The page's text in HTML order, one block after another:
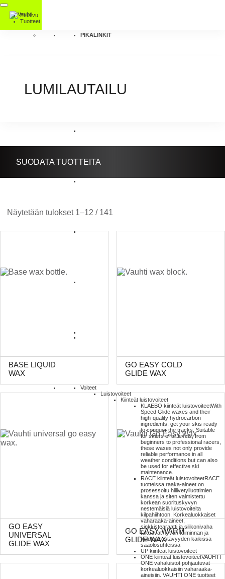
Etusivu
Tuotteet
PIKALINKIT
Voiteet
Luistovoiteet
Kiinteät luistovoiteet
KLAEBO kiinteät luistovoiteetWith
Speed Glide waxes and their
high-quality hydrocarbon
ingredients, get your skis ready
to conquer the tracks. Suitable
for skiers of all levels, from
beginners to professional racers,
these waxes not only provide
reliable performance in all
weather conditions but can also
be used for effective ski
maintenance.
RACE kiinteät luistovoiteetRACE
tuotteissa raaka-aineet on
prosessoitu hiilivetyliuottimien
kanssa ja siten valmistettu
korkean suorituskyvyn
nestemäisiä luistovoiteita
kilpahiihtoon. Korkealuokkaiset
vaharaaka-aineet,
sinkkistearaatti ja silikonivaha
takaavat hyvän toiminnan ja
kulutuskestävyyden kaikissa
sääolosuhteissa
UP kiinteät luistovoiteet
ONE kiinteät luistovoiteetVAUHTI
ONE vahaluistot pohjautuvat
korkealuokkaisiin vaharaaka-
aineisiin. VAUHTI ONE tuotteet
LUMILAUTAILU
SUODATA TUOTTEITA
Näytetään tulokset 1–12 / 141
BASE LIQUID
WAX
GO EASY COLD
GLIDE WAX
GO EASY
UNIVERSAL
GLIDE WAX
GO EASY WARM
GLIDE WAX